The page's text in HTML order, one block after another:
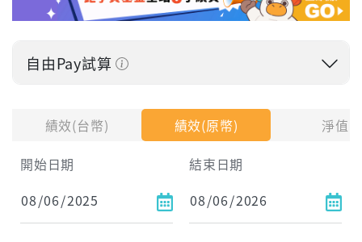
績效(台幣) 績效(原幣)
淨值
開始日期
結束日期
自由Pay試算
每月Pay出方式
依金額
依比例